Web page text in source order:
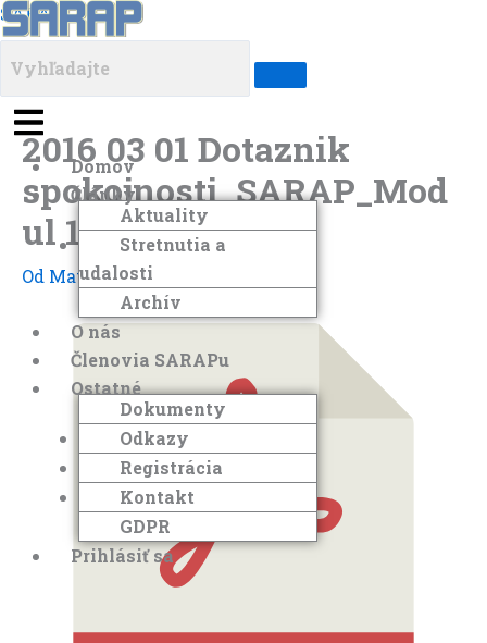
Preskočiť
na
obsah
SARAP
Menu
Domov
Články
Aktuality
Stretnutia a
udalosti
Archív
O nás
Členovia SARAPu
Ostatné
Dokumenty
Odkazy
Registrácia
Kontakt
GDPR
Prihlásiť sa
2016 03 01 Dotaznik
spokojnosti_SARAP_Mod
ul 1 2016
Od Matej Developer
Menu
Menu
Menu